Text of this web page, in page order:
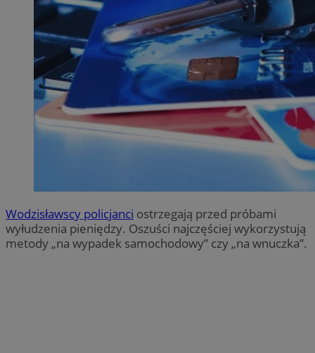
Wodzisławscy policjanci ostrzegają przed próbami
wyłudzenia pieniędzy. Oszuści najczęściej wykorzystują
metody „na wypadek samochodowy” czy „na wnuczka”.